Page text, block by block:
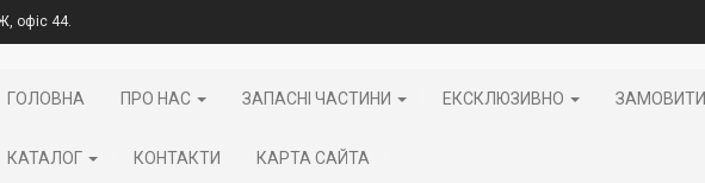
офіс 44.
ГОЛОВНА ПРО НАС ЗАПАСНІ ЧАСТИНИ ЕКСКЛЮЗИВНО ЗАМОВИТИ
КАТАЛОГ КОНТАКТИ КАРТА САЙТА